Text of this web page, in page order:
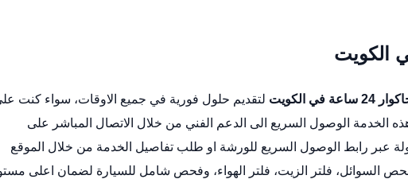
الكويت
لتقديم حلول فورية في جميع الاوقات، سواء كنت
الخدمة الوصول السريع الى الدعم الفني من خلال الاتصال المباشر على
عبر رابط الوصول السريع للورشة او طلب تفاصيل الخدمة من خلال الموقع
السوائل، فلتر الزيت، فلتر الهواء، وفحص شامل للسيارة لضمان اعلى